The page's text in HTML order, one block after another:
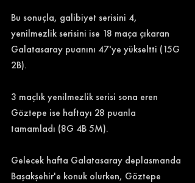
Bu sonuçla, galibiyet serisini 4,
yenilmezlik serisini ise 18 maça çıkaran
Galatasaray puanını 47'ye yükseltti (15G
2B).
3 maçlık yenilmezlik serisi sona eren
Göztepe ise haftayı 28 puanla
tamamladı (8G 4B 5M).
Gelecek hafta Galatasaray deplasmanda
Başakşehir'e konuk olurken, Göztepe